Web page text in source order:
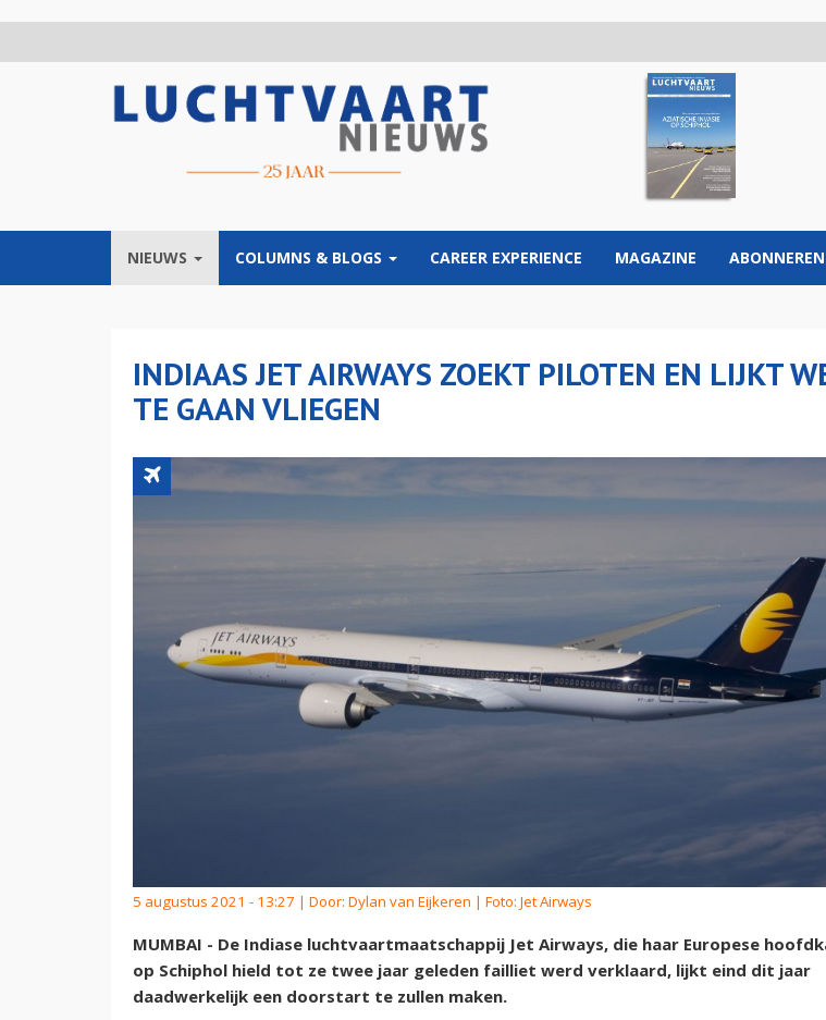
NIEUWS COLUMNS & BLOGS CAREER EXPERIENCE MAGAZINE ABONNEREN
INDIAAS JET AIRWAYS ZOEKT PILOTEN EN LIJKT
TE GAAN VLIEGEN
5 augustus 2021 - 13:27 | Door: Dylan van Eijkeren | Foto: Jet Airways
MUMBAI - De Indiase luchtvaartmaatschappij Jet Airways, die haar Europese
op Schiphol hield tot ze twee jaar geleden failliet werd verklaard, lijkt eind dit jaar
daadwerkelijk een doorstart te zullen maken.